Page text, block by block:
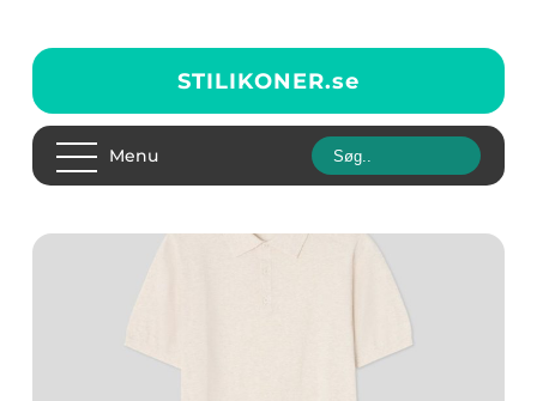
STILIKONER.se
Menu